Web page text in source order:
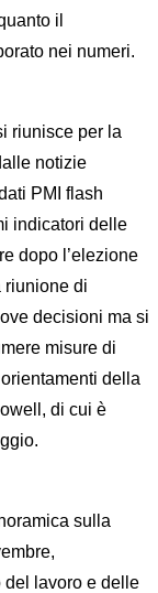
il
nei numeri.
riunisce per la
notizie
PMI flash
indicatori delle
dopo l’elezione
riunione di
decisioni ma si
misure di
della
di cui è
sulla
del lavoro e delle